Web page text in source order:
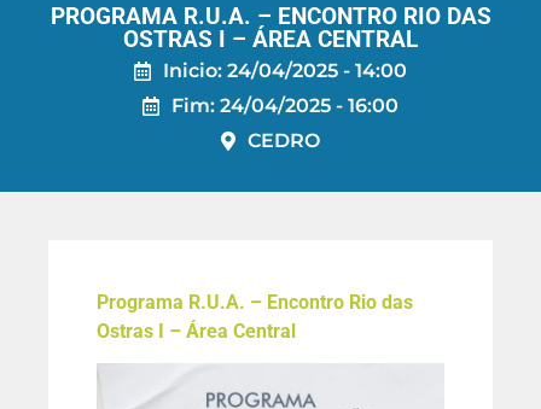
PROGRAMA R.U.A. – ENCONTRO RIO DAS
OSTRAS I – ÁREA CENTRAL
Inicio: 24/04/2025 - 14:00
Fim: 24/04/2025 - 16:00
CEDRO
Programa R.U.A. – Encontro Rio das
Ostras I – Área Central